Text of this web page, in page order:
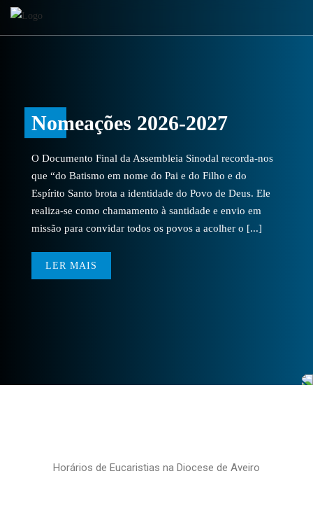
Nomeações 2026-2027
O Documento Final da Assembleia Sinodal recorda-nos
que “do Batismo em nome do Pai e do Filho e do
Espírito Santo brota a identidade do Povo de Deus. Ele
realiza-se como chamamento à santidade e envio em
missão para convidar todos os povos a acolher o [...]
LER MAIS
Horários de Eucaristias na Diocese de Aveiro